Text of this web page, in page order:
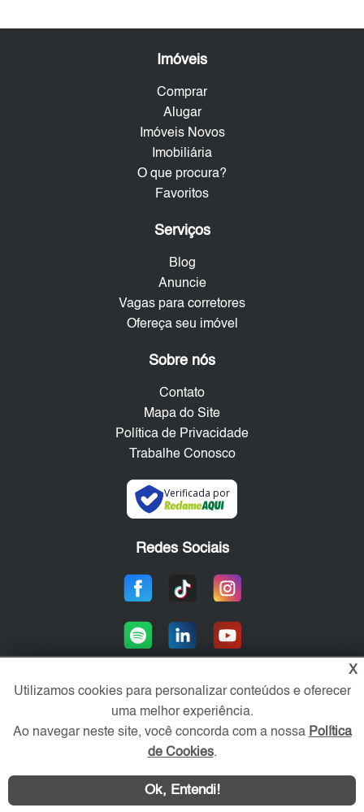
WhatsApp Contatar
Imóveis
Comprar
Alugar
Imóveis Novos
Imobiliária
O que procura?
Favoritos
Serviços
Blog
Anuncie
Vagas para corretores
Ofereça seu imóvel
Sobre nós
Contato
Mapa do Site
Política de Privacidade
Trabalhe Conosco
Verificada por
Redes Sociais
Área exclusiva aos anunciantes,
acesse sua conta:
X
Utilizamos cookies para personalizar conteúdos e oferecer
uma melhor experiência.
Ao navegar neste site, você concorda com a nossa Política
de Cookies.
Ok, Entendi!